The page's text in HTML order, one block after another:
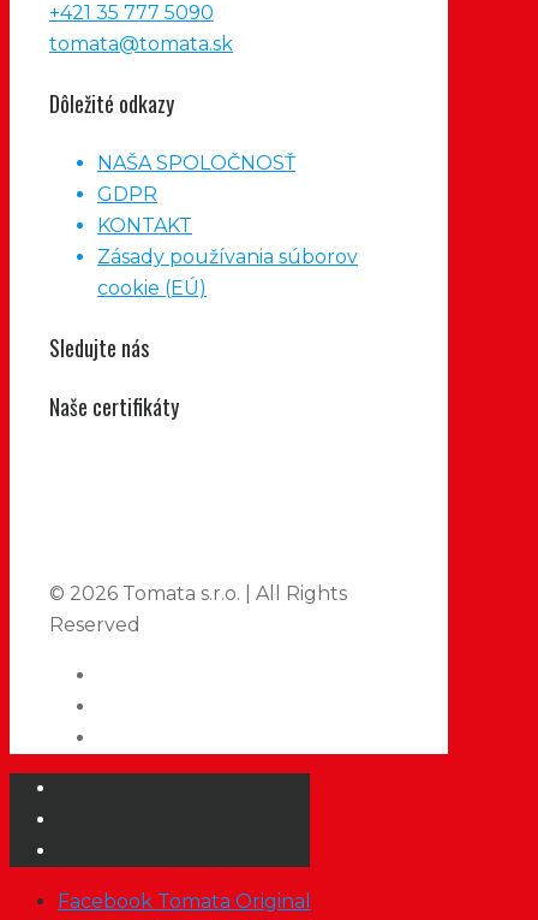
+421 35 777 5090
tomata@tomata.sk
Dôležité odkazy
NAŠA SPOLOČNOSŤ
GDPR
KONTAKT
Zásady používania súborov
cookie (EÚ)
Sledujte nás
Naše certifikáty
© 2026 Tomata s.r.o. | All Rights
Reserved
Facebook Tomata Original